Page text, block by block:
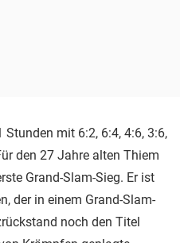
mit 6:2, 6:4, 4:6, 3:6,
den 27 Jahre alten Thiem
Grand-Slam-Sieg. Er ist
der in einem Grand-Slam-
noch den Titel